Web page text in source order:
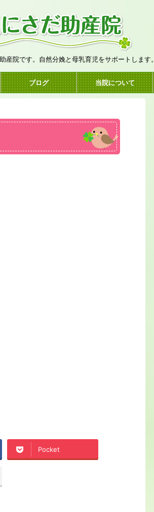
産院です。自然分娩と母乳育児をサポートします。
ブログ 当院について
Pocket